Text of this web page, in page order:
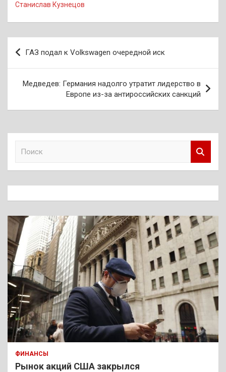
Станислав Кузнецов
Навигация
по
записям
ГАЗ подал к Volkswagen очередной иск
Медведев: Германия надолго утратит лидерство в
Европе из-за антироссийских санкций
к
ФИНАНСЫ
Рынок акций США закрылся